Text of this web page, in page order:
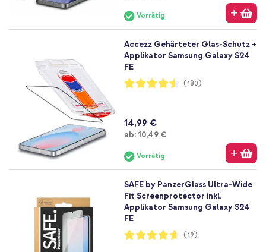
Vorrätig
Accezz Gehärteter Glas-Schutz +
Applikator Samsung Galaxy S24
FE
Bewertung:
90%
(180)
14,99 €
ab: Ab
10,49 €
Vorrätig
SAFE by PanzerGlass Ultra-Wide
Fit Screenprotector inkl.
Applikator Samsung Galaxy S24
FE
Bewertung:
93%
(19)